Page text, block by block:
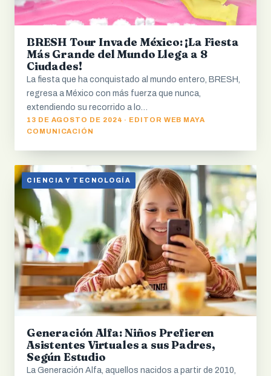
BRESH Tour Invade México: ¡La Fiesta
Más Grande del Mundo Llega a 8
Ciudades!
La fiesta que ha conquistado al mundo entero, BRESH,
regresa a México con más fuerza que nunca,
extendiendo su recorrido a lo…
13 DE AGOSTO DE 2024 · EDITOR WEB MAYA
COMUNICACIÓN
CIENCIA Y TECNOLOGÍA
Generación Alfa: Niños Prefieren
Asistentes Virtuales a sus Padres,
Según Estudio
La Generación Alfa, aquellos nacidos a partir de 2010,